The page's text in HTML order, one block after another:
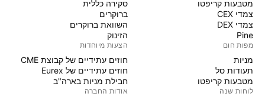
מטבעות קריפטו
צמדי CEX
צמדי DEX
Pine
מפות חום
מניות‏
תעודות סל
מטבעות קריפטו
לוחות שנה
סקירה כללית
ברוקרים
השוואת ברוקרים
הזינוק
הצעות מיוחדות
חוזים עתידיים של קבוצת CME
חוזים עתידיים של Eurex
חבילת מניות בארה"ב
אודות החברה